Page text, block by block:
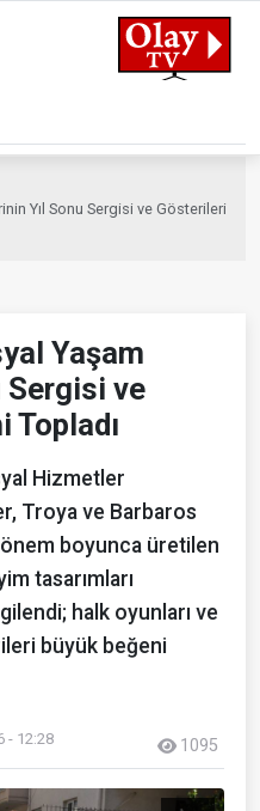
Yıl Sonu Sergisi ve Gösterileri
Yaşam
Sergisi ve
Topladı
Hizmetler
Troya ve Barbaros
boyunca üretilen
tasarımları
halk oyunları ve
büyük beğeni
- 12:28 1095